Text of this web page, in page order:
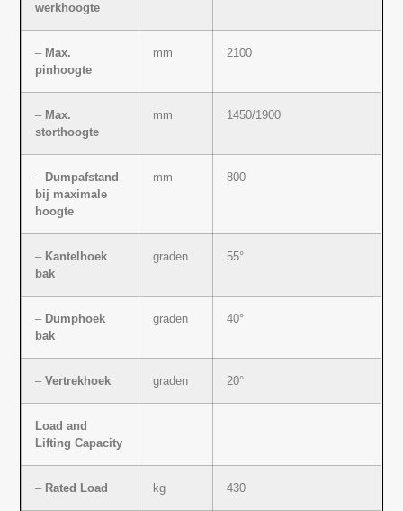
werkhoogte
– Max.
pinhoogte
mm 2100
– Max.
storthoogte
mm 1450/1900
– Dumpafstand
bij maximale
hoogte
mm 800
– Kantelhoek
bak
graden 55°
– Dumphoek
bak
graden 40°
–Vertrekhoek graden 20°
Load and
Lifting Capacity
– Rated Load kg 430